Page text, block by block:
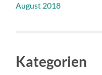
August 2018
Kategorien